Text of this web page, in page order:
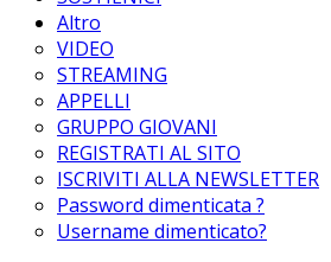
Altro
VIDEO
STREAMING
APPELLI
GRUPPO GIOVANI
REGISTRATI AL SITO
ISCRIVITI ALLA NEWSLETTER
Password dimenticata ?
Username dimenticato?